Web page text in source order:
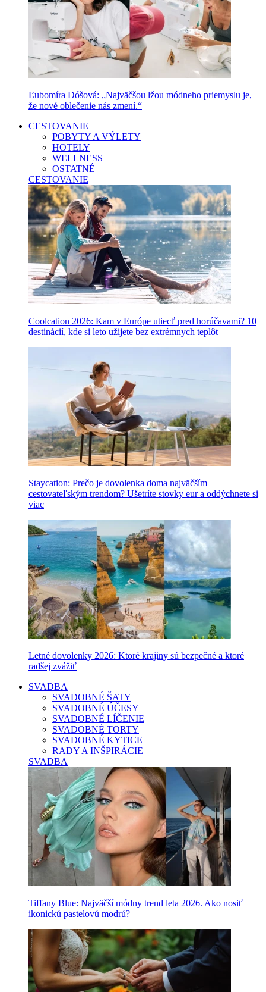
Ľubomíra Dóšová: „Najväčšou lžou módneho priemyslu je,
že nové oblečenie nás zmení.“
CESTOVANIE
POBYTY A VÝLETY
HOTELY
WELLNESS
OSTATNÉ
CESTOVANIE
Coolcation 2026: Kam v Európe utiecť pred horúčavami? 10
destinácií, kde si leto užijete bez extrémnych teplôt
Staycation: Prečo je dovolenka doma najväčším
cestovateľským trendom? Ušetríte stovky eur a oddýchnete si
viac
Letné dovolenky 2026: Ktoré krajiny sú bezpečné a ktoré
radšej zvážiť
SVADBA
SVADOBNÉ ŠATY
SVADOBNÉ ÚČESY
SVADOBNÉ LÍČENIE
SVADOBNÉ TORTY
SVADOBNÉ KYTICE
RADY A INŠPIRÁCIE
SVADBA
Tiffany Blue: Najväčší módny trend leta 2026. Ako nosiť
ikonickú pastelovú modrú?